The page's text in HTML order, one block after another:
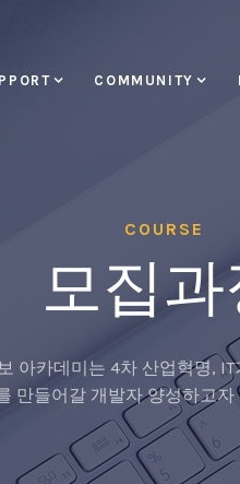
COMMUNITY
COURSE
모집과
아카데미는 4차 산업혁명,
만들어갈 개발자 양성하고